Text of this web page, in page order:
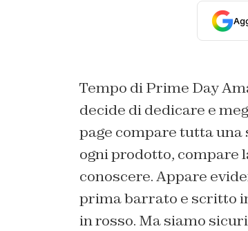
Tempo di Prime Day
decide di dedicare e
page compare tutta
ogni prodotto, compare
conoscere. Appare
prima barrato e scritto
in rosso. Ma siamo